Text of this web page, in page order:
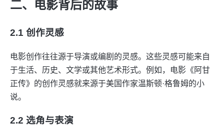
二、电影背后的故事
2.1 创作灵感
电影创作往往源于导演或编剧的灵感。这些灵感可能来自
于生活、历史、文学或其他艺术形式。例如，电影《阿甘
正传》的创作灵感就来源于美国作家温斯顿·格鲁姆的小
说。
2.2 选角与表演